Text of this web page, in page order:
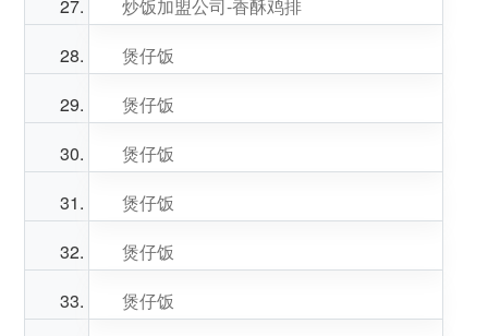
炒饭加盟公司-香酥鸡排
煲仔饭
煲仔饭
煲仔饭
煲仔饭
煲仔饭
煲仔饭